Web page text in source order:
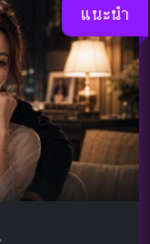
แนะนำ